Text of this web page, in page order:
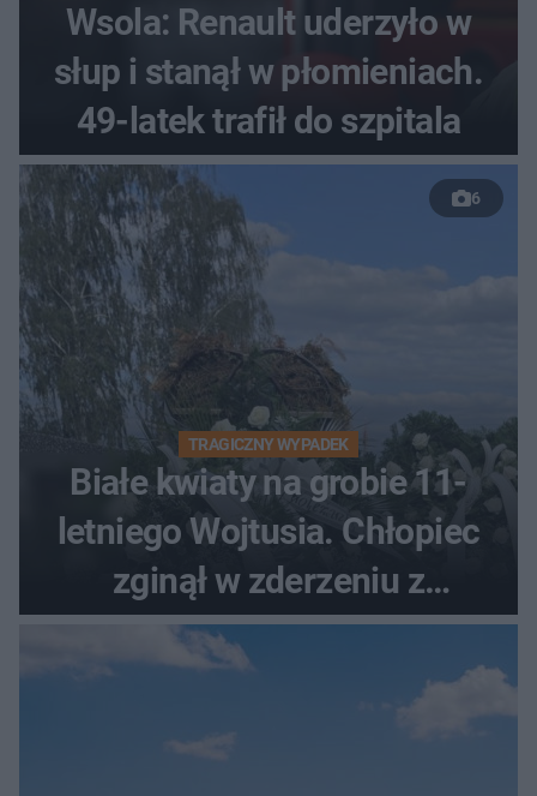
Wsola: Renault uderzyło w
słup i stanął w płomieniach.
49-latek trafił do szpitala
6
TRAGICZNY WYPADEK
Białe kwiaty na grobie 11-
letniego Wojtusia. Chłopiec
zginął w zderzeniu z
kombajnem